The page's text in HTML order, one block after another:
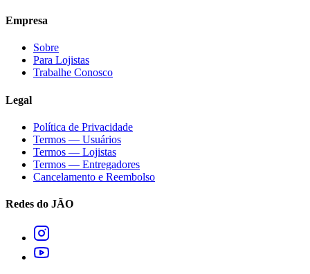
Empresa
Sobre
Para Lojistas
Trabalhe Conosco
Legal
Política de Privacidade
Termos — Usuários
Termos — Lojistas
Termos — Entregadores
Cancelamento e Reembolso
Redes do JÃO